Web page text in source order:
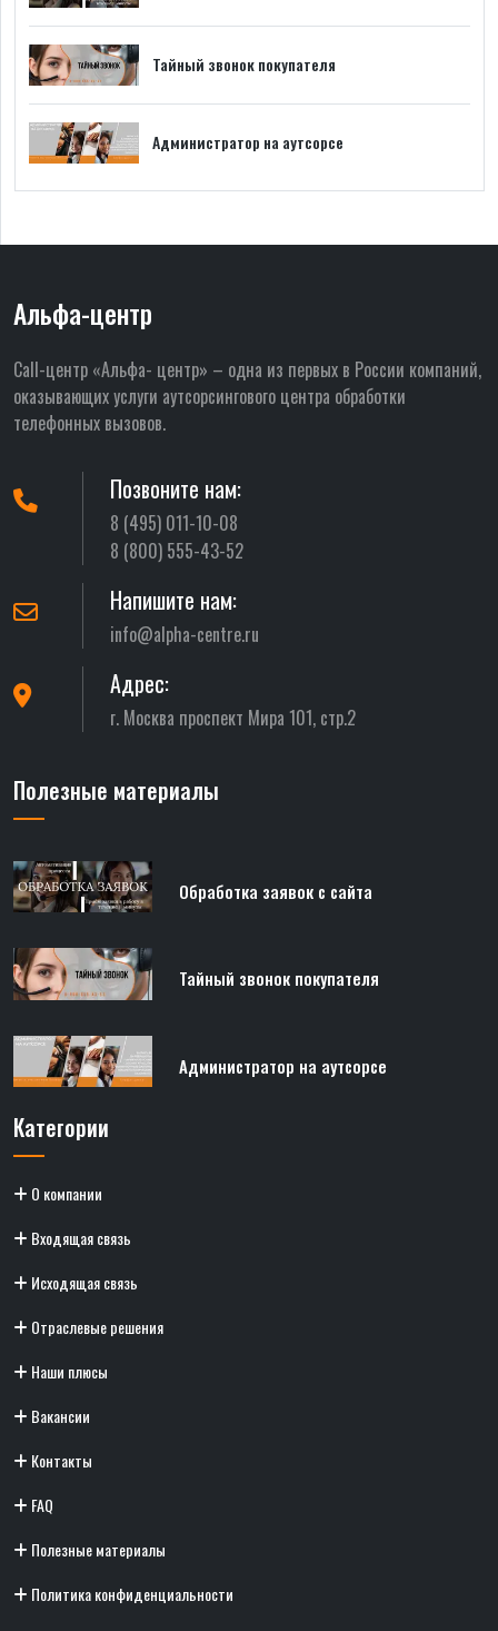
Тайный звонок покупателя
Администратор на аутсорсе
Альфа-центр
Call-центр «Альфа- центр» – одна из первых в России компаний,
оказывающих услуги аутсорсингового центра обработки
телефонных вызовов.
Позвоните нам:
8 (495) 011-10-08
8 (800) 555-43-52
Напишите нам:
info@alpha-centre.ru
Адрес:
г. Москва проспект Мира 101, стр.2
Полезные материалы
Обработка заявок с сайта
Тайный звонок покупателя
Администратор на аутсорсе
Категории
О компании
Входящая связь
Исходящая связь
Отраслевые решения
Наши плюсы
Вакансии
Контакты
FAQ
Полезные материалы
Политика конфиденциальности